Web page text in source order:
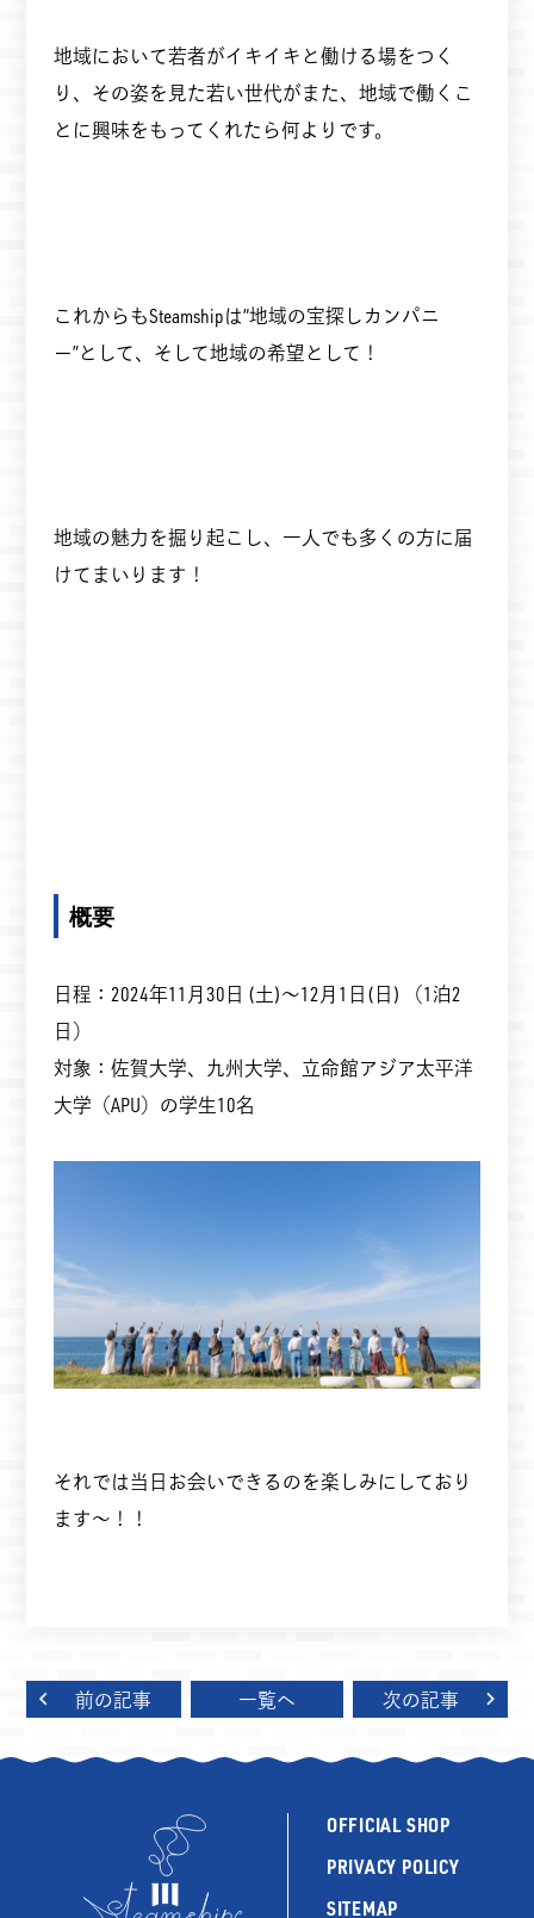
地域において若者がイキイキと働ける場をつく
り、その姿を見た若い世代がまた、地域で働くこ
とに興味をもってくれたら何よりです。
これからもSteamshipは“地域の宝探しカンパニ
ー”として、そして地域の希望として！
地域の魅力を掘り起こし、一人でも多くの方に届
けてまいります！
概要
日程：2024年11月30日 (土)～12月1日(日) （1泊2
日）
対象：佐賀大学、九州大学、立命館アジア太平洋
大学（APU）の学生10名
それでは当日お会いできるのを楽しみにしており
ます～！！
前の記事 一覧へ 次の記事
OFFICIAL SHOP
PRIVACY POLICY
SITEMAP